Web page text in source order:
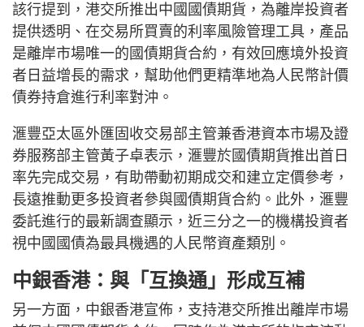
該行提到，港交所推出中國國債期貨，為離岸投資者
提供透明、在交易所買賣的利率風險管理工具，產品
是離岸市場唯一的國債期貨合約，有效回應境外投資
者日益增長的需求，幫助他們更精準地為人民幣計價
債券持倉進行利率對沖。
滙豐亞太區外匯固收交易部主管兼香港資本市場及證
券服務部主管黃子卓表示，滙豐於國債期貨推出首日
率先完成交易，有助帶動初期成交和建立定價參考，
長遠推動更多投資者參與國債期貨合約。此外，滙豐
委託進行的最新調查顯示，近三分之一的機構投資者
視中國國債為最具機遇的人民幣資產類別。
中銀香港：與「互換通」形成互補
另一方面，中銀香港宣佈，支持港交所推出離岸市場